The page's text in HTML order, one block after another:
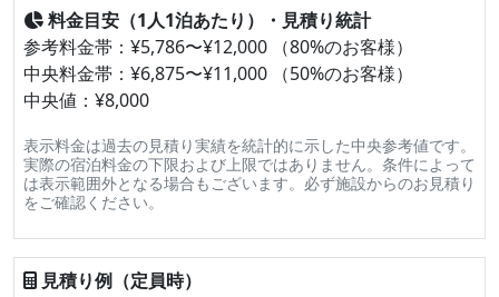
料金目安（1人1泊あたり）・見積り統計
参考料金帯：¥5,786〜¥12,000 （80%のお客様）
中央料金帯：¥6,875〜¥11,000 （50%のお客様）
中央値：¥8,000
表示料金は過去の見積り実績を統計的に示した中央参考値です。
実際の宿泊料金の下限および上限ではありません。条件によって
は表示範囲外となる場合もございます。必ず施設からのお見積り
をご確認ください。
見積り例（定員時）